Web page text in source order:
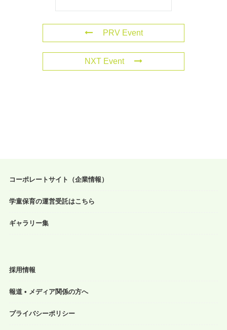
PRV Event
NXT Event
コーポレートサイト（企業情報）
学童保育の運営受託はこちら
ギャラリー集
採用情報
報道 • メディア関係の方へ
プライバシーポリシー